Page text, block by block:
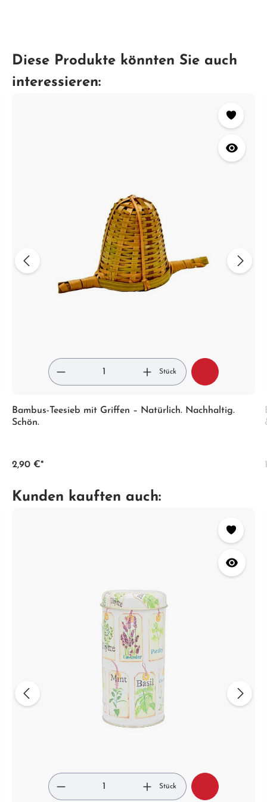
Diese Produkte könnten Sie auch
interessieren:
Stück
Bambus-Teesieb mit Griffen – Natürlich. Nachhaltig.
Schön.
2,90 €*
Kunden kauften auch:
Stück